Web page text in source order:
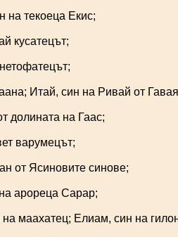
на текоеца Екис;
кусатецът;
Итай, син на Ривай от
долината на Гаас;
варумецът;
от Ясиновите синове;
арореца Сарар;
маахатец; Елиам, син на